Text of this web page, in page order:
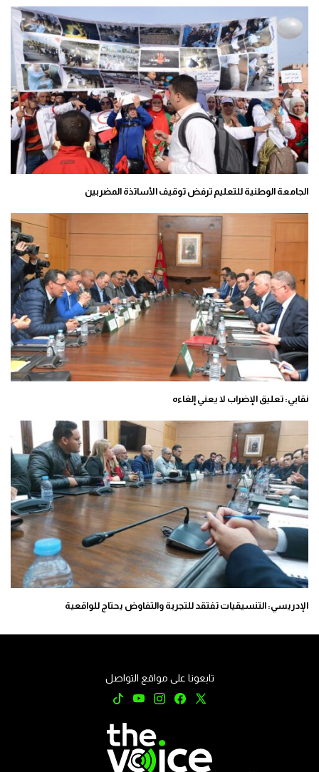
الجامعة الوطنية للتعليم ترفض توقيف الأساتذة المضربين
نقابي: تعليق الإضراب لا يعني إلغاءه
الإدريسي: التنسيقيات تفتقد للتجربة والتفاوض يحتاج للواقعية
تابعونا على مواقع التواصل